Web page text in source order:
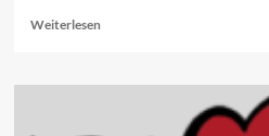
WeiterlesenRead
Die